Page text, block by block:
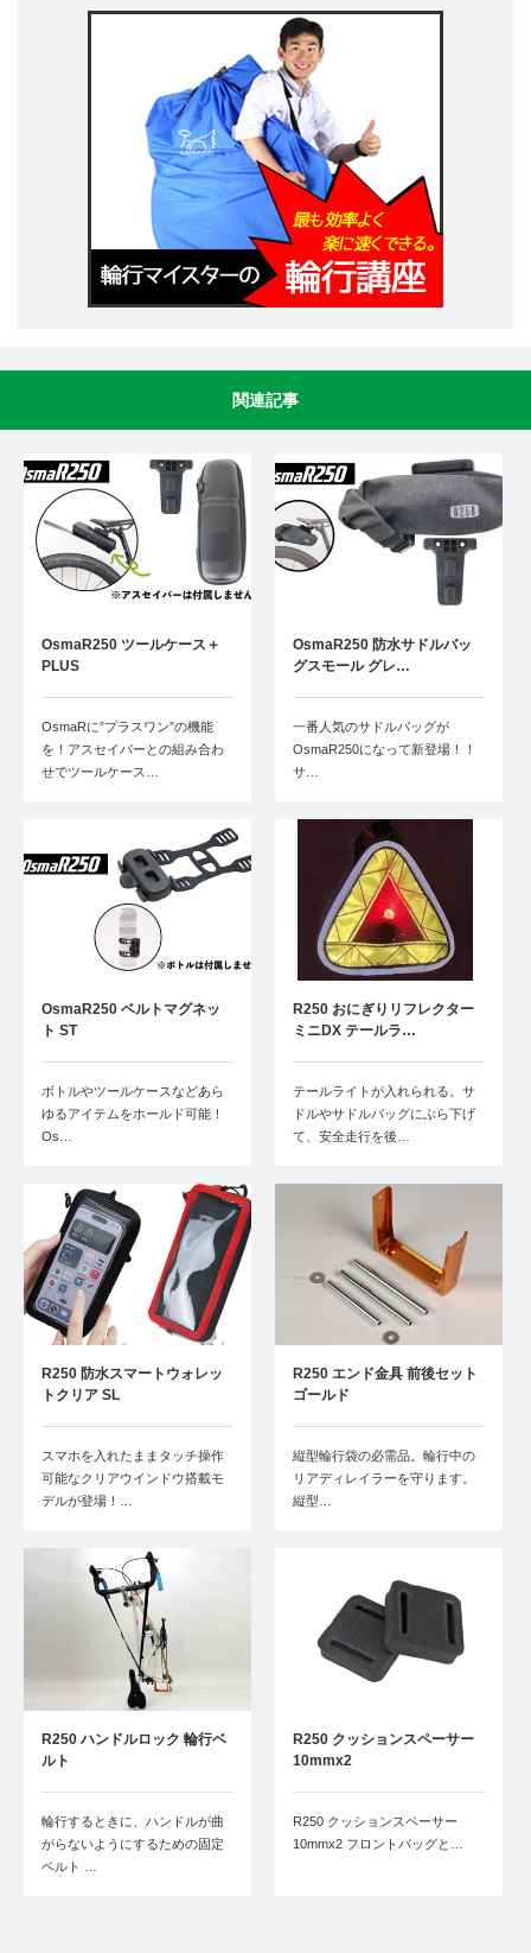
関連記事
OsmaR250 ツールケース＋
PLUS
OsmaRに”プラスワン”の機能
を！アスセイバーとの組み合わ
せでツールケース…
OsmaR250 防水サドルバッ
グスモール グレ…
一番人気のサドルバッグが
OsmaR250になって新登場！！
サ…
OsmaR250 ベルトマグネッ
ト ST
ボトルやツールケースなどあら
ゆるアイテムをホールド可能！
Os…
R250 おにぎりリフレクター
ミニDX テールラ…
テールライトが入れられる。サ
ドルやサドルバッグにぶら下げ
て、安全走行を後…
R250 防水スマートウォレッ
トクリア SL
スマホを入れたままタッチ操作
可能なクリアウインドウ搭載モ
デルが登場！…
R250 エンド金具 前後セット
ゴールド
縦型輪行袋の必需品。輪行中の
リアディレイラーを守ります。
縦型…
R250 ハンドルロック 輪行ベ
ルト
輪行するときに、ハンドルが曲
がらないようにするための固定
ベルト …
R250 クッションスペーサー
10mmx2
R250 クッションスペーサー
10mmx2 フロントバッグと…